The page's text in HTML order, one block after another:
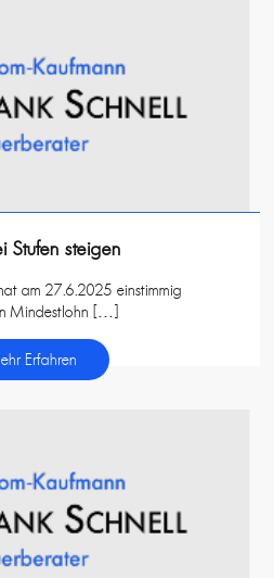
Stufen steigen
am 27.6.2025 einstimmig
Mindestlohn […]
Erfahren